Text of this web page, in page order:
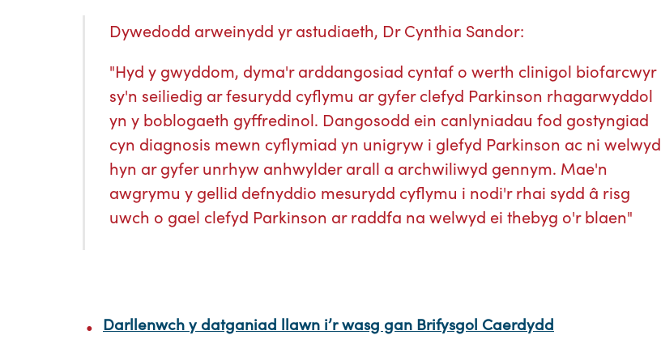
Dywedodd arweinydd yr astudiaeth, Dr Cynthia Sandor:
"Hyd y gwyddom, dyma'r arddangosiad cyntaf o werth clinigol biofarcwyr
sy'n seiliedig ar fesurydd cyflymu ar gyfer clefyd Parkinson rhagarwyddol
yn y boblogaeth gyffredinol. Dangosodd ein canlyniadau fod gostyngiad
cyn diagnosis mewn cyflymiad yn unigryw i glefyd Parkinson ac ni welwyd
hyn ar gyfer unrhyw anhwylder arall a archwiliwyd gennym. Mae'n
awgrymu y gellid defnyddio mesurydd cyflymu i nodi'r rhai sydd â risg
uwch o gael clefyd Parkinson ar raddfa na welwyd ei thebyg o'r blaen"
Darllenwch y datganiad llawn i’r wasg gan Brifysgol Caerdydd